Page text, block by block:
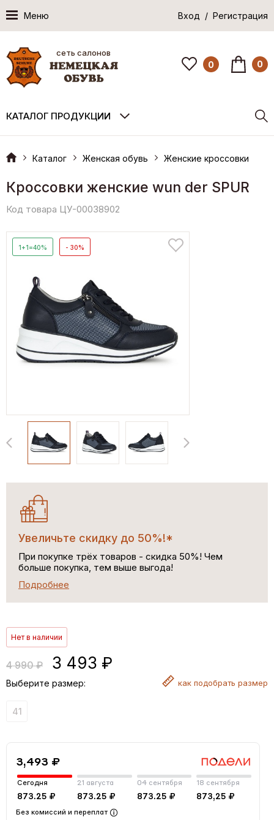
Меню Вход / Регистрация
сеть салонов
0 0
КАТАЛОГ ПРОДУКЦИИ
Каталог Женская обувь Женские кроссовки
Кроссовки женские wun der SPUR
Код товара ЦУ-00038902
1+1=40% - 30%
Увеличьте скидку до 50%!*
При покупке трёх товаров - скидка 50%! Чем
больше покупка, тем выше выгода!
Подробнее
Нет в наличии
4 990 ₽ 3 493 ₽
Выберите размер: как подобрать размер
41
3,493 ₽
Сегодня
873.25 ₽
21 августа
873.25 ₽
04 сентября
873.25 ₽
18 сентября
873,25 ₽
Без комиссий и переплат